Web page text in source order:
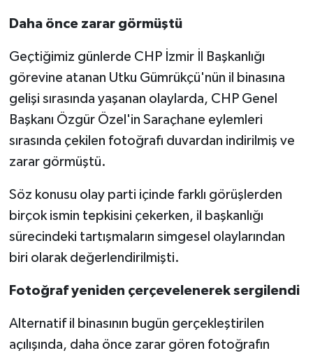
Daha önce zarar görmüştü
Geçtiğimiz günlerde CHP İzmir İl Başkanlığı
görevine atanan Utku Gümrükçü'nün il binasına
gelişi sırasında yaşanan olaylarda, CHP Genel
Başkanı Özgür Özel'in Saraçhane eylemleri
sırasında çekilen fotoğrafı duvardan indirilmiş ve
zarar görmüştü.
Söz konusu olay parti içinde farklı görüşlerden
birçok ismin tepkisini çekerken, il başkanlığı
sürecindeki tartışmaların simgesel olaylarından
biri olarak değerlendirilmişti.
Fotoğraf yeniden çerçevelenerek sergilendi
Alternatif il binasının bugün gerçekleştirilen
açılışında, daha önce zarar gören fotoğrafın